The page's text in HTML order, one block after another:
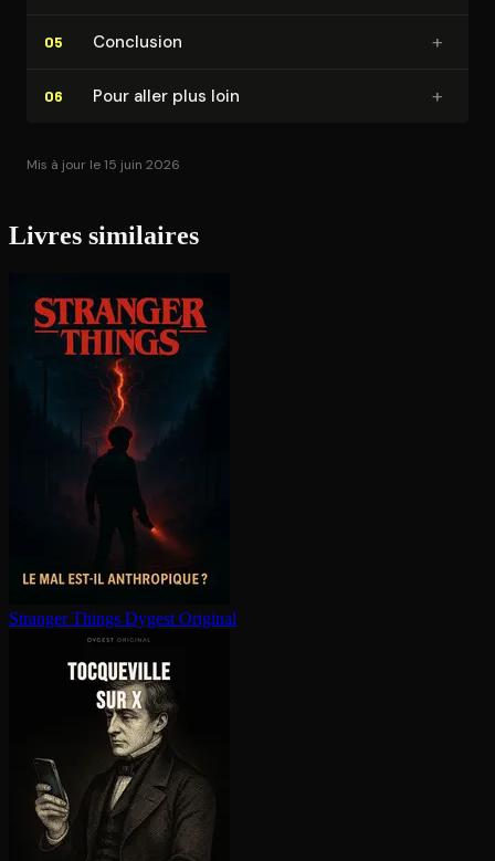
05 Conclusion +
06 Pour aller plus loin +
Mis à jour le 15 juin 2026
Livres similaires
Stranger Things Dygest Original